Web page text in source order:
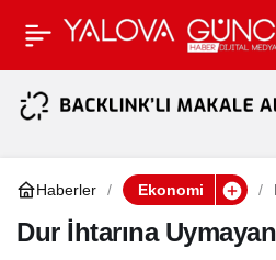
Haberler Ekonomi
Dur İhtarına
2026 Yılında Vergi ve
Harçlara Büyük Zam